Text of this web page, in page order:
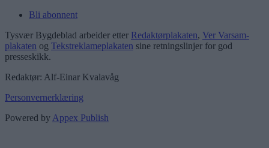
Bli abonnent
Tysvær Bygdeblad arbeider etter Redaktørplakaten, Ver Varsam-
plakaten og Tekstreklameplakaten sine retningslinjer for god
presseskikk.
Redaktør: Alf-Einar Kvalavåg
Personvernerklæring
Powered by Appex Publish